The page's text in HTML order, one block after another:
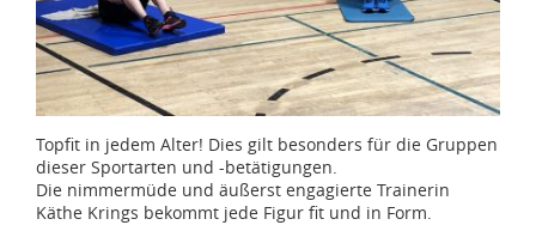
Topfit in jedem Alter! Dies gilt besonders für die Gruppen
dieser Sportarten und -betätigungen.
Die nimmermüde und äußerst engagierte Trainerin
Käthe Krings bekommt jede Figur fit und in Form.